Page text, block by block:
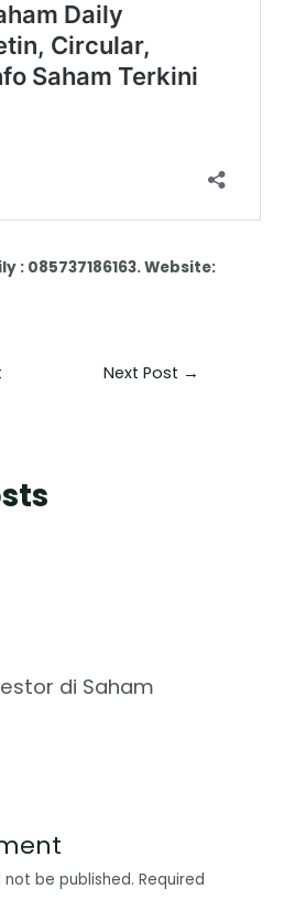
: 085737186163. Website:
Next Post →
di Saham
not be published. Required